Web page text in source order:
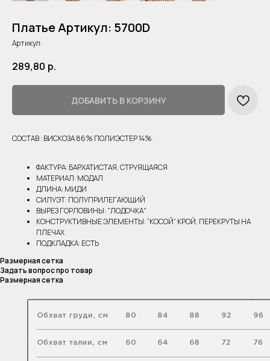
Платье Артикул: 5700D
Артикул:
289,80 р.
ДОБАВИТЬ В КОРЗИНУ
СОСТАВ : ВИСКОЗА 86% ПОЛИЭСТЕР 14%
ФАКТУРА: БАРХАТИСТАЯ, СТРУЯЩАЯСЯ
МАТЕРИАЛ: МОДАЛ
ДЛИНА: МИДИ
СИЛУЭТ: ПОЛУПРИЛЕГАЮЩИЙ
ВЫРЕЗ ГОРЛОВИНЫ: "ЛОДОЧКА"
КОНСТРУКТИВНЫЕ ЭЛЕМЕНТЫ: “КОСОЙ” КРОЙ, ПЕРЕКРУТЫ НА
ПЛЕЧАХ
ПОДКЛАДКА: ЕСТЬ
Размерная сетка
Задать вопрос про товар
Размерная сетка